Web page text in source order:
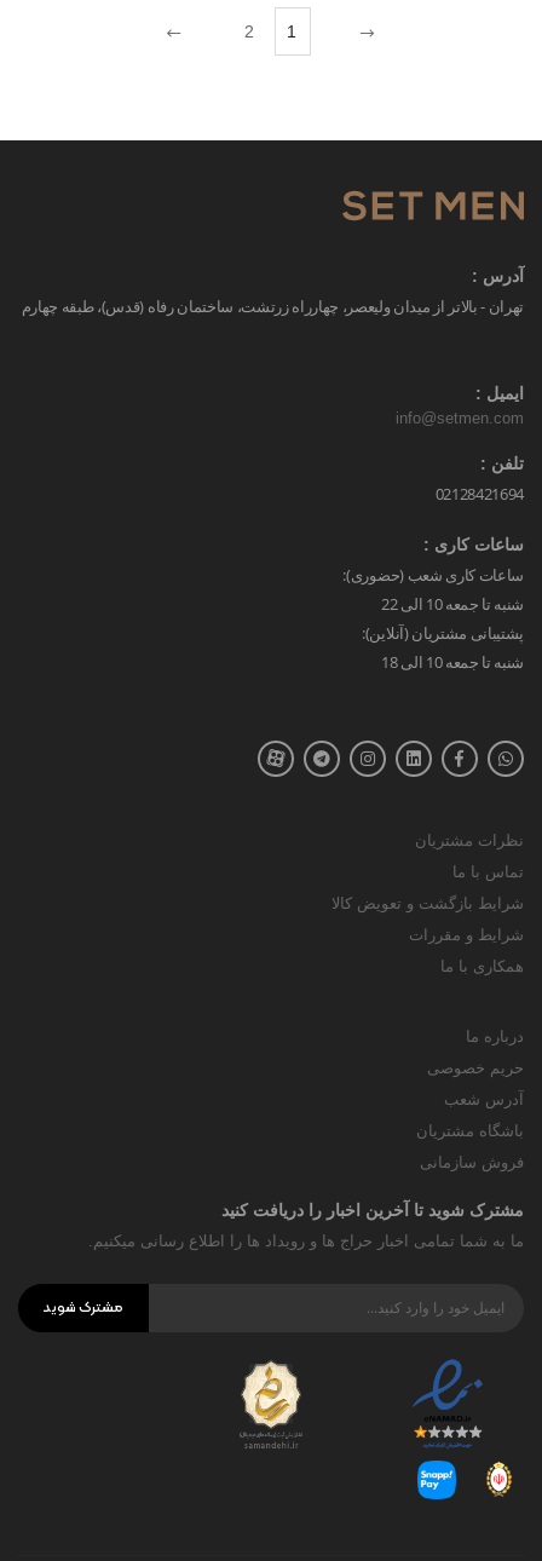
1
2
آدرس :
تهران - بالاتر از میدان ولیعصر، چهارراه زرتشت، ساختمان رفاه (قدس)، طبقه چهارم
ایمیل :
info@setmen.com
تلفن :
02128421694
ساعات کاری :
ساعات کاری شعب (حضوری):
شنبه تا جمعه 10 الی 22
پشتیبانی مشتریان (آنلاین):
شنبه تا جمعه 10 الی 18
نظرات مشتریان
تماس با ما
شرایط بازگشت و تعویض کالا
شرایط و مقررات
همکاری با ما
درباره ما
حریم خصوصی
آدرس شعب
باشگاه مشتریان
فروش سازمانی
مشترک شوید تا آخرین اخبار را دریافت کنید
ما به شما تمامی اخبار حراج ها و رویداد ها را اطلاع رسانی میکنیم.
مشترک شوید